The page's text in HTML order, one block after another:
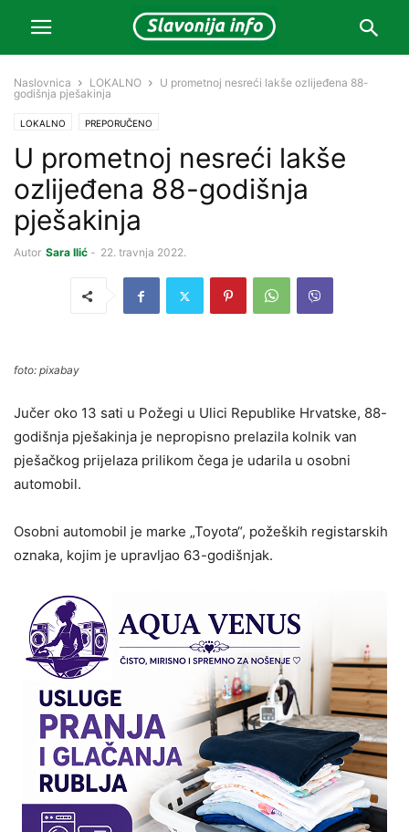
Naslovnica LOKALNO
U prometnoj nesreći lakše ozlijeđena 88-
godišnja pješakinja
LOKALNO PREPORUČENO
U prometnoj nesreći lakše
ozlijeđena 88-godišnja
pješakinja
Autor Sara Ilić - 22. travnja 2022.
foto: pixabay
Jučer oko 13 sati u Požegi u Ulici Republike Hrvatske, 88-
godišnja pješakinja je nepropisno prelazila kolnik van
pješačkog prijelaza prilikom čega je udarila u osobni
automobil.
Osobni automobil je marke „Toyota“, požeških registarskih
oznaka, kojim je upravljao 63-godišnjak.